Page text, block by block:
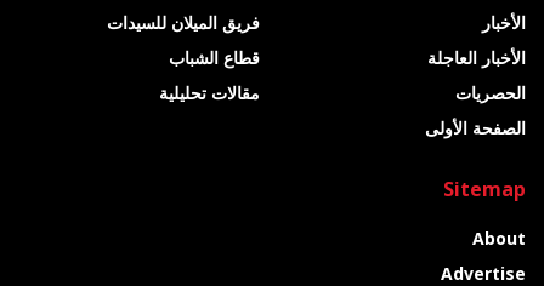
الأخبار
الأخبار العاجلة
الحصريات
الصفحة الأولى
فريق الميلان للسيدات
قطاع الشباب
مقالات تحليلية
Sitemap
About
Advertise